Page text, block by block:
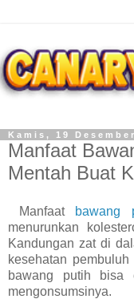
Kamis, 19
Manfaat
Mentah Buat
Manfaat bawang
menurunkan
Kandungan zat di
kesehatan
bawang putih bisa
mengonsumsinya.